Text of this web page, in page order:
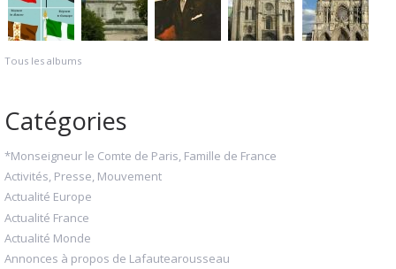
Tous les albums
Catégories
*Monseigneur le Comte de Paris, Famille de France
Activités, Presse, Mouvement
Actualité Europe
Actualité France
Actualité Monde
Annonces à propos de Lafautearousseau